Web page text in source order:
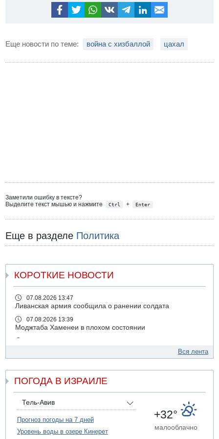
Еще новости по теме: война с хизбаллой цахал
Заметили ошибку в тексте?
Выделите текст мышью и нажмите
Ctrl + Enter
Еще в разделе Политика
КОРОТКИЕ НОВОСТИ
07.08.2026 13:47
Ливанская армия сообщила о ранении солдата
07.08.2026 13:39
Моджтаба Хаменеи в плохом состоянии
свадьбу
07.08.2026 11:05
Саудовская Аравия опасается нападения хуситов и
иракских ополченцев
07.08.2026 08:29
В Бат-Яме утонул мужчина
07.08.2026 08:29
Стрельба в школе Таиланда
Вся лента
ПОГОДА В ИЗРАИЛЕ
Тель-Авив
Прогноз погоды на 7 дней
Уровень воды в озере Кинерет
+32°
малооблачно